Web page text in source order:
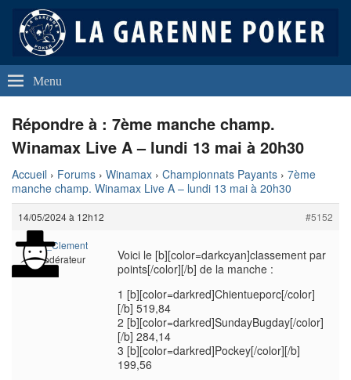
La Garenne Poker
Club de Poker de La Garenne Colombes (92250)
Menu
Répondre à : 7ème manche champ.
Winamax Live A – lundi 13 mai à 20h30
Accueil › Forums › Winamax › Championnats Payants › 7ème
manche champ. Winamax Live A – lundi 13 mai à 20h30
14/05/2024 à 12h12 #5152
Wina_Clement
Modérateur
Voici le [b][color=darkcyan]classement par
points[/color][/b] de la manche :
1 [b][color=darkred]Chientueporc[/color]
[/b] 519,84
2 [b][color=darkred]SundayBugday[/color]
[/b] 284,14
3 [b][color=darkred]Pockey[/color][/b]
199,56